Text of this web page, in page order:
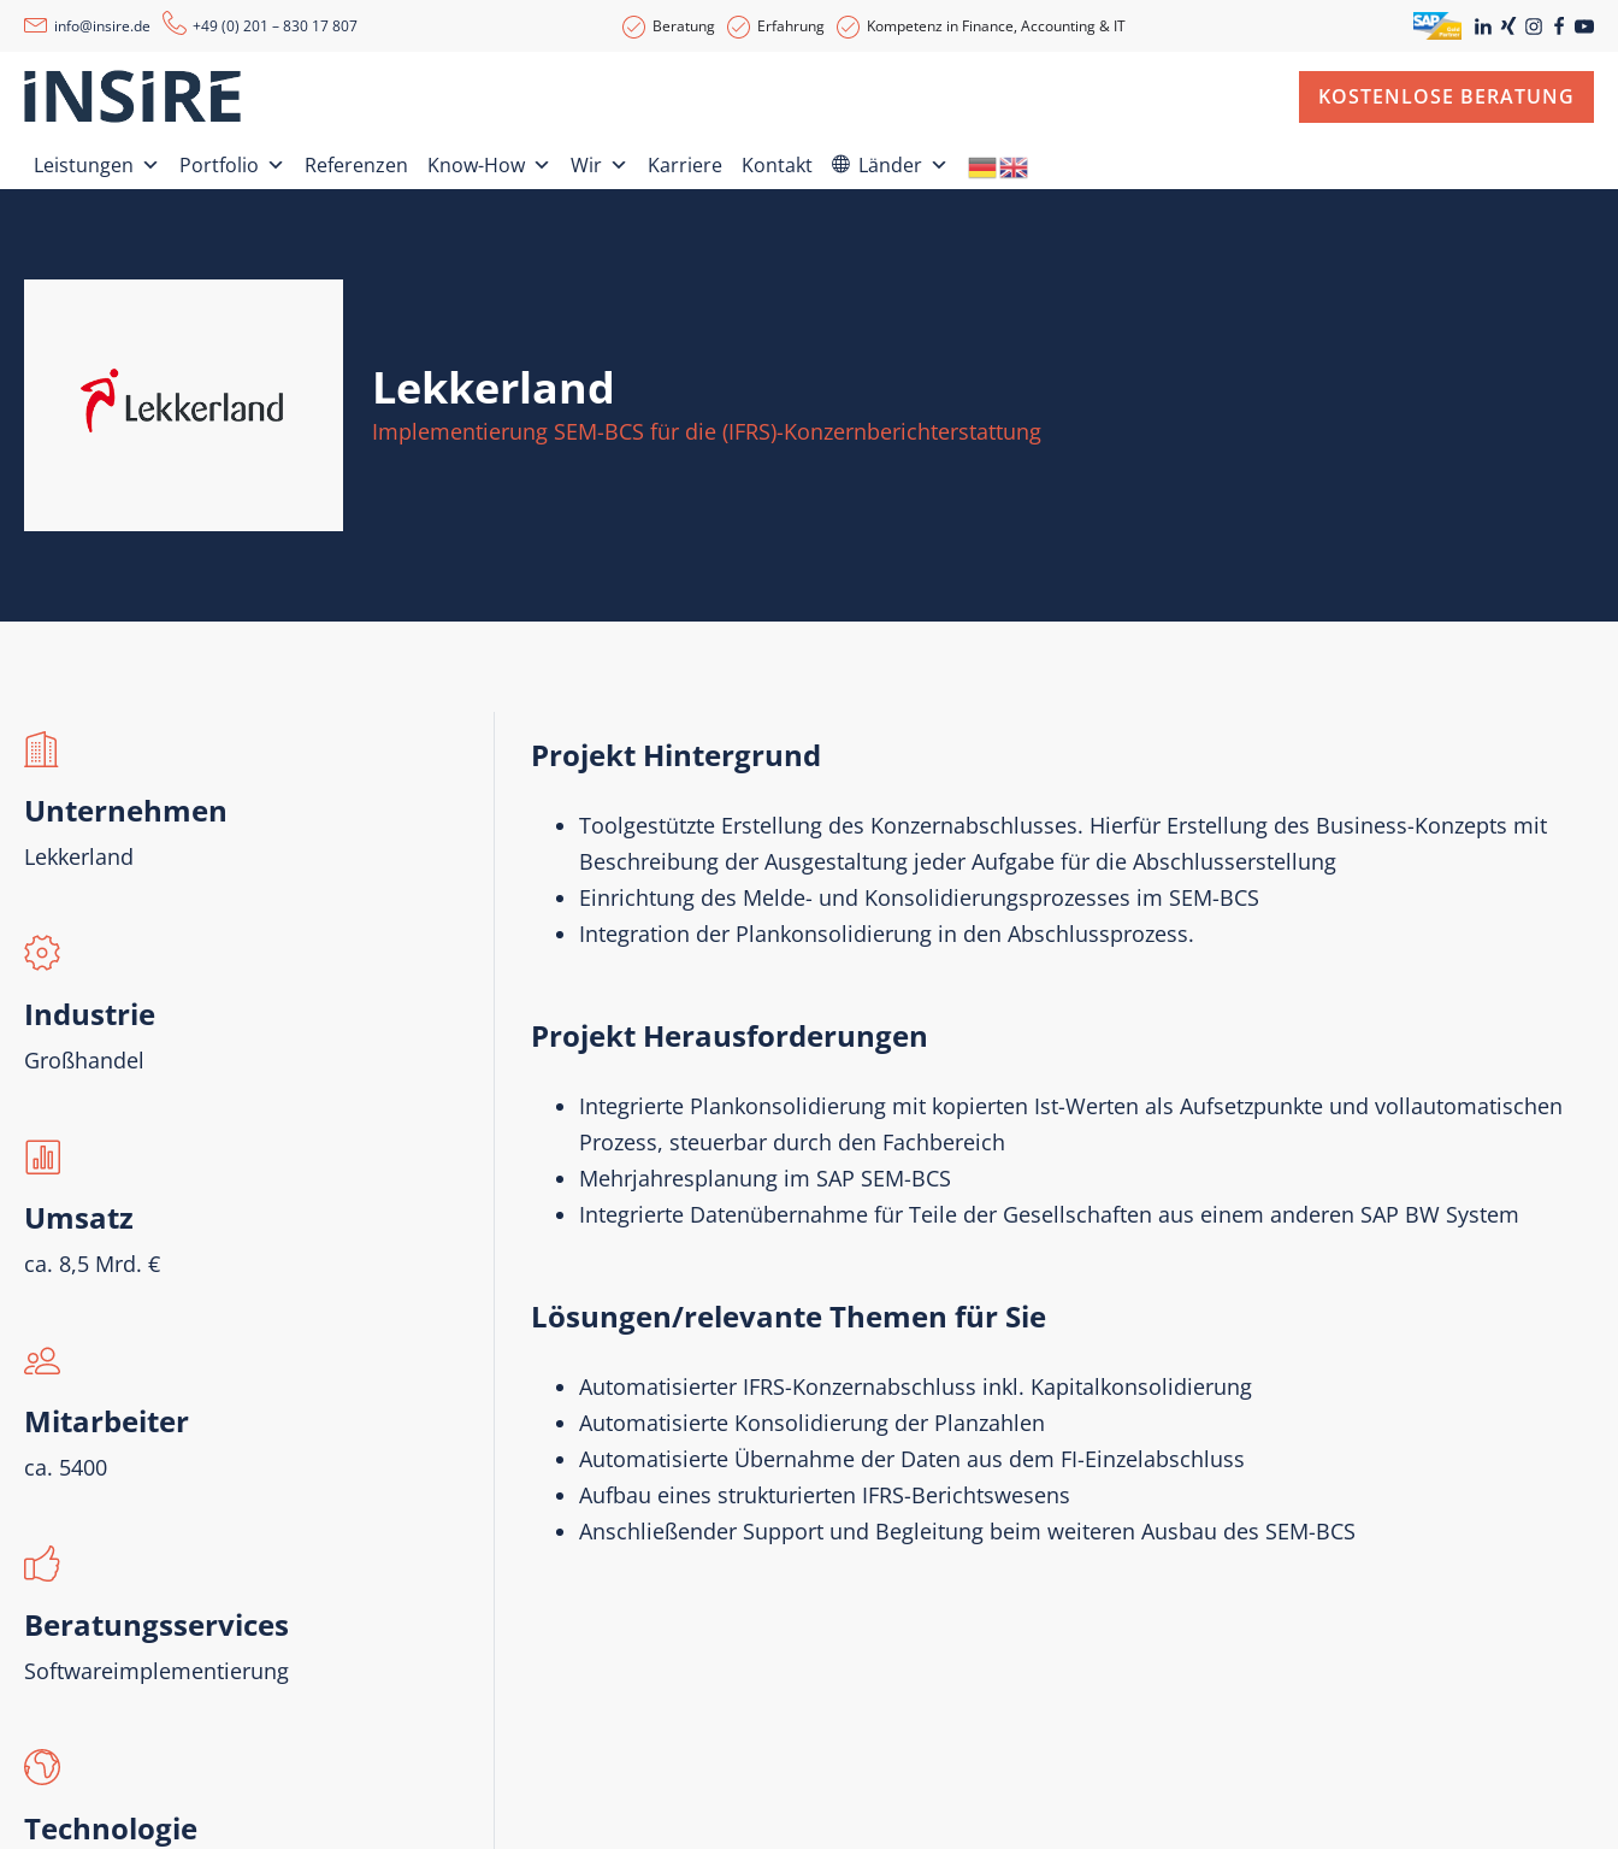
info@insire.de +49 (0) 201 – 830 17 807 Beratung Erfahrung Kompetenz in Finance, Accounting & IT
KOSTENLOSE BERATUNG
Leistungen Portfolio Referenzen Know-How Wir Karriere Kontakt Länder
Lekkerland
Implementierung SEM-BCS für die (IFRS)-Konzernberichterstattung
Unternehmen
Lekkerland
Industrie
Großhandel
Umsatz
ca. 8,5 Mrd. €
Mitarbeiter
ca. 5400
Beratungsservices
Softwareimplementierung
Technologie
Projekt Hintergrund
Toolgestützte Erstellung des Konzernabschlusses. Hierfür Erstellung des Business-Konzepts mit
Beschreibung der Ausgestaltung jeder Aufgabe für die Abschlusserstellung
Einrichtung des Melde- und Konsolidierungsprozesses im SEM-BCS
Integration der Plankonsolidierung in den Abschlussprozess.
Projekt Herausforderungen
Integrierte Plankonsolidierung mit kopierten Ist-Werten als Aufsetzpunkte und vollautomatischen
Prozess, steuerbar durch den Fachbereich
Mehrjahresplanung im SAP SEM-BCS
Integrierte Datenübernahme für Teile der Gesellschaften aus einem anderen SAP BW System
Lösungen/relevante Themen für Sie
Automatisierter IFRS-Konzernabschluss inkl. Kapitalkonsolidierung
Automatisierte Konsolidierung der Planzahlen
Automatisierte Übernahme der Daten aus dem FI-Einzelabschluss
Aufbau eines strukturierten IFRS-Berichtswesens
Anschließender Support und Begleitung beim weiteren Ausbau des SEM-BCS